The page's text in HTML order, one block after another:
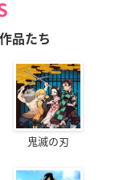
品たち
鬼滅の刃